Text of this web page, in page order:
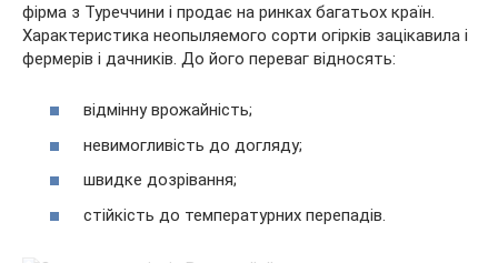
фірма з Туреччини і продає на ринках багатьох країн.
Характеристика неопыляемого сорти огірків зацікавила і
фермерів і дачників. До його переваг відносять:
відмінну врожайність;
невимогливість до догляду;
швидке дозрівання;
стійкість до температурних перепадів.